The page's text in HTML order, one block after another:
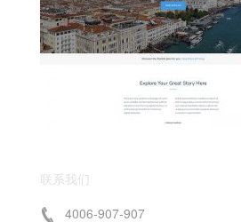
联系我们
4006-907-907